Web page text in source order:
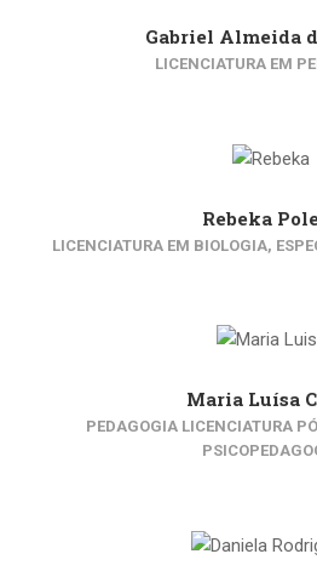
Gabriel Almeida
LICENCIATURA EM
Rebeka
LICENCIATURA EM BIOLOGIA,
Maria Luísa
PEDAGOGIA LICENCIATURA